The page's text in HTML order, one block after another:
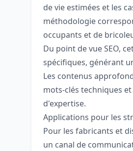
de vie estimées et les
méthodologie
occupants et de
Du point de vue SEO,
spécifiques, générant
Les contenus
mots-clés techniques
d'expertise.
Applications pour les
Pour les fabricants et
un canal de